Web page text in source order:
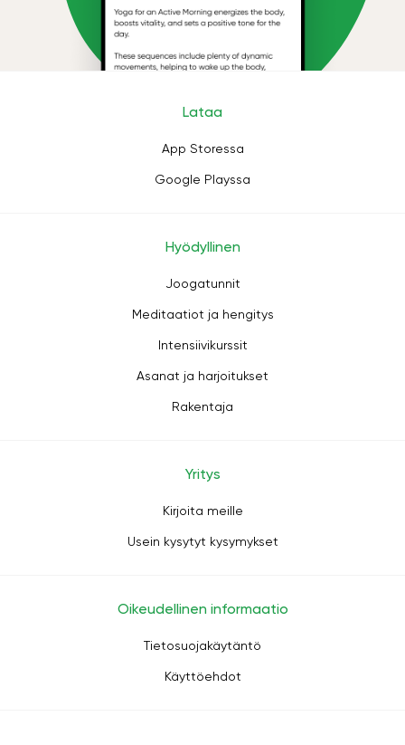
Lataa
App Storessa
Google Playssa
Hyödyllinen
Joogatunnit
Meditaatiot ja hengitys
Intensiivikurssit
Asanat ja harjoitukset
Rakentaja
Yritys
Kirjoita meille
Usein kysytyt kysymykset
Oikeudellinen informaatio
Tietosuojakäytäntö
Käyttöehdot